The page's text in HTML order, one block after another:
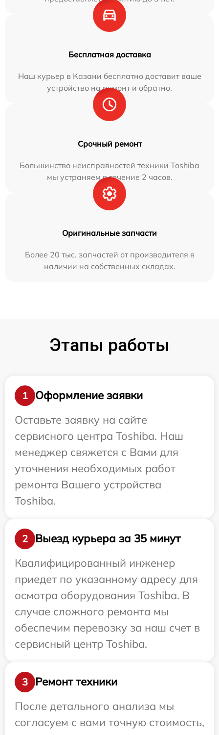
Бесплатная доставка
Наш курьер в Казани бесплатно доставит ваше
устройство на ремонт и обратно.
Срочный ремонт
Большинство неисправностей техники Toshiba
мы устраняем в течение 2 часов.
Оригинальные запчасти
Более 20 тыс. запчастей от производителя в
наличии на собственных складах.
Этапы работы
1
Оформление заявки
Оставьте заявку на сайте
сервисного центра Toshiba. Наш
менеджер свяжется с Вами для
уточнения необходимых работ
ремонта Вашего устройства
Toshiba.
2
Выезд курьера за 35 минут
Квалифицированный инженер
приедет по указанному адресу для
осмотра оборудования Toshiba. В
случае сложного ремонта мы
обеспечим перевозку за наш счет в
сервисный центр Toshiba.
3
Ремонт техники
После детального анализа мы
согласуем с вами точную стоимость,